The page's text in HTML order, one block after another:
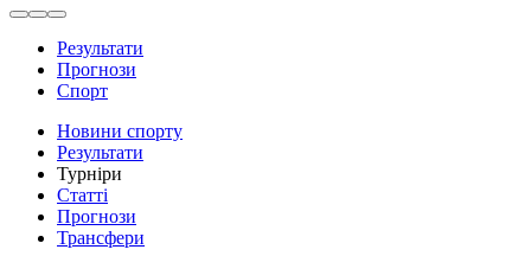
Результати
Прогнози
Спорт
Новини спорту
Результати
Турніри
Статті
Прогнози
Трансфери